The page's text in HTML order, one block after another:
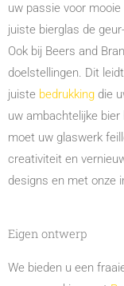
uw passie voor
juiste bierglas de
Ook bij Beers and
doelstellingen. Dit
juiste bedrukking die
uw ambachtelijke
moet uw glaswerk
creativiteit en
designs en met onze
Eigen ontwerp
We bieden u een